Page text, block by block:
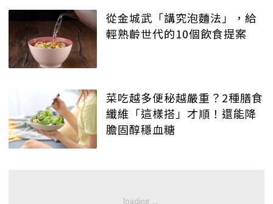
從金城武「講究泡麵法」，給
輕熟齡世代的10個飲食提案
菜吃越多便秘越嚴重？2種膳食
纖維「這樣搭」才順！還能降
膽固醇穩血糖